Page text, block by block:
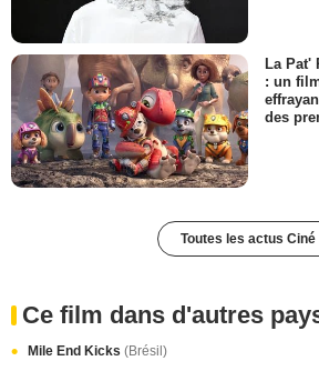
La Pat'
: un
des
Toutes les actus Ciné
Ce film dans d'autres
Mile End Kicks (Brésil)